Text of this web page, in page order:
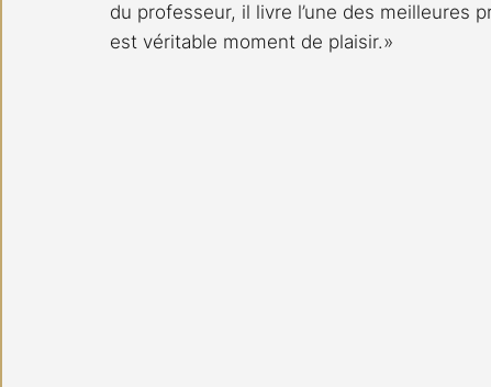
du professeur, il livre l’une des meilleures
est véritable moment de plaisir.»